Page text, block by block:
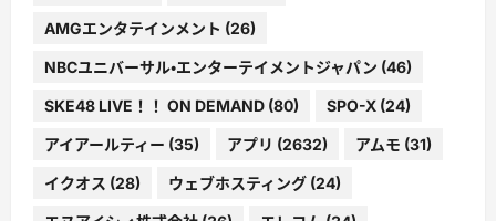
AMGエンタテインメント (26)
NBCユニバーサル・エンターテイメントジャパン (46)
SKE48 LIVE！！ ON DEMAND (80) SPO-X (24)
アイアールティー (35) アプリ (2632) アムモ (31)
イクオス (28) ウェブホスティング (24)